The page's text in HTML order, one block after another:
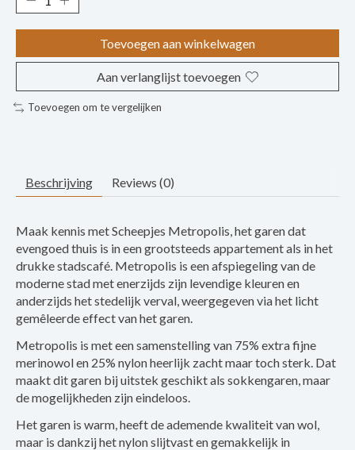
Toevoegen aan winkelwagen
Aan verlanglijst toevoegen
Toevoegen om te vergelijken
Beschrijving Reviews (0)
Maak kennis met Scheepjes Metropolis, het garen dat
evengoed thuis is in een grootsteeds appartement als in het
drukke stadscafé. Metropolis is een afspiegeling van de
moderne stad met enerzijds zijn levendige kleuren en
anderzijds het stedelijk verval, weergegeven via het licht
gemêleerde effect van het garen.
Metropolis is met een samenstelling van 75% extra fijne
merinowol en 25% nylon heerlijk zacht maar toch sterk. Dat
maakt dit garen bij uitstek geschikt als sokkengaren, maar
de mogelijkheden zijn eindeloos.
Het garen is warm, heeft de ademende kwaliteit van wol,
maar is dankzij het nylon slijtvast en gemakkelijk in